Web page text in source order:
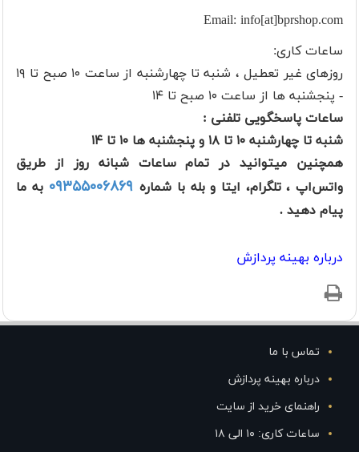
Email: info[at]bprshop.com
ساعات کاری:
روزهای غیر تعطیل ، شنبه تا چهارشنبه از ساعت ۱۰ صبح تا ۱۹
- پنجشنبه ها از ساعت ۱۰ صبح تا ۱۴
ساعات پاسخگویی تلفنی :
شنبه تا چهارشنبه ۱۰ تا ۱۸ و پنجشنبه ها ۱۰ تا ۱۴
همچنین میتوانید در تمام ساعات شبانه روز از طریق
واتس‌اپ ، تلگرام، ایتا و بله با شماره۰۹۳۵۵۰۰۶۸۶۹
به ما
پیام دهید .
درباره بهينه پردازش
تماس با ما
درباره بهینه پردازش
راهنمای خرید از سایت
ساعات کاری: ۱۰ الی ۱۸